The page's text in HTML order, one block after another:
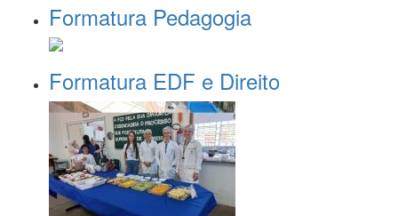
Formatura Pedagogia
Formatura EDF e Direito